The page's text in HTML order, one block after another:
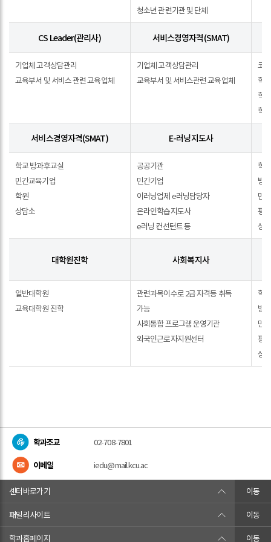
후
표
인터넷윤리지도사
항목으로
구성된
후
표
청소년 관련기관 및 단체
CS
Leader(관리사),
KCA(한국코치협회),
인적자원개발사,
진로진학상담사
항목으로
구성된
평생교육상담학과
후
CS Leader(관리사) 서비스경영자격(SMAT)
기업체 고객상담관리
교육부서 및 서비스 관련 교육업체
기업체 고객상담관리
교육부서 및 서비스관련 교육업체
코
학교
학원
학
서비스경영자격
(SMAT),
E-
러닝지도사,
독서논술지도사,
교회교육사
구성된
평생교육상담학과
서비스경영자격(SMAT) E-러닝지도사
학교 방과후교실
민간교육기업
학원
상담소
공공기관
민간기업
이러닝업체 e러닝담당자
온라인학습지도사
e러닝 컨선턴트 등
학
방
민
평
상
대학원진학,
사회복지사,
구성된
진로
표
대학원진학 사회복지사
일반대학원
교육대학원 진학
관련과목이수로 2급 자격등 취득
가능
사회통합 프로그램 운영기관
외국인근로자지원센터
학
방
민
평
상
학과조교
02-708-7801
이메일
iedu@mail.kcu.ac
센터바로가기 이동
패밀리사이트 이동
학과홈페이지 이동